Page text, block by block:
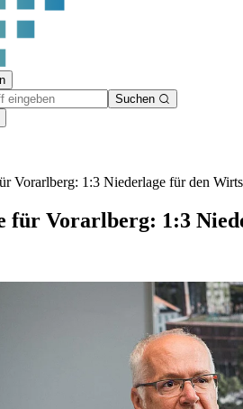
Suchen
Vorarlberg: 1:3 Niederlage für den
für Vorarlberg: 1:3